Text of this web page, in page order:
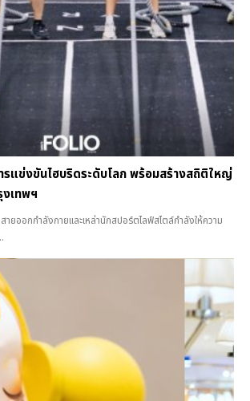
ารแข่งขันไฮบริดระดับโลก พร้อมสร้างสถิติใหญ่
เทพฯ
ายออกกำลังกายและเหล่านักสปอร์ตไลฟ์สไตล์กำลังให้ความ